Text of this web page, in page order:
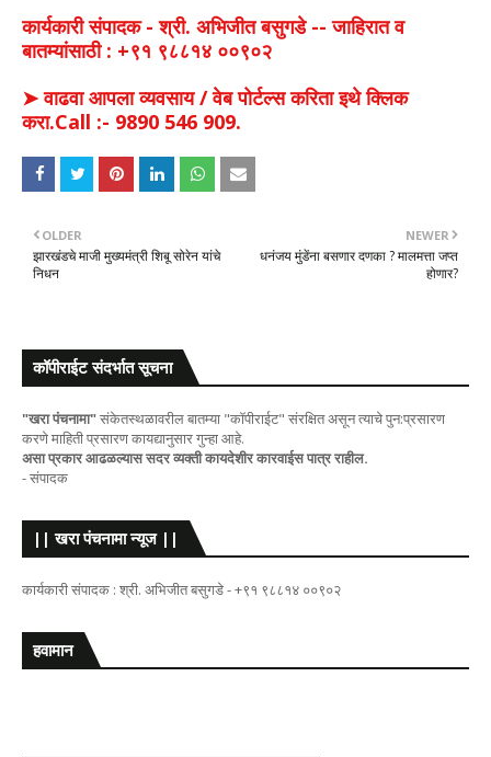
कार्यकारी संपादक - श्री. अभिजीत बसुगडे -- जाहिरात व
बातम्यांसाठी : +९१ ९८८१४ ००९०२
➤ वाढवा आपला व्यवसाय / वेब पोर्टल्स करिता इथे क्लिक
करा.Call :- 9890 546 909.
NEWER
धनंजय मुंडेंना बसणार दणका ? मालमत्ता जप्त
होणार?
OLDER
झारखंडचे माजी मुख्यमंत्री शिबू सोरेन यांचे
निधन
कॉपीराईट संदर्भात सूचना
"खरा पंचनामा"संकेतस्थळावरील बातम्या "कॉपीराईट" संरक्षित असून त्याचे पुन:प्रसारण
करणे माहिती प्रसारण कायद्यानुसार गुन्हा आहे.
असा प्रकार आढळल्यास सदर व्यक्ती कायदेशीर कारवाईस पात्र राहील.
- संपादक
|| खरा पंचनामा न्यूज ||
कार्यकारी संपादक : श्री. अभिजीत बसुगडे - +९१ ९८८१४ ००९०२
हवामान